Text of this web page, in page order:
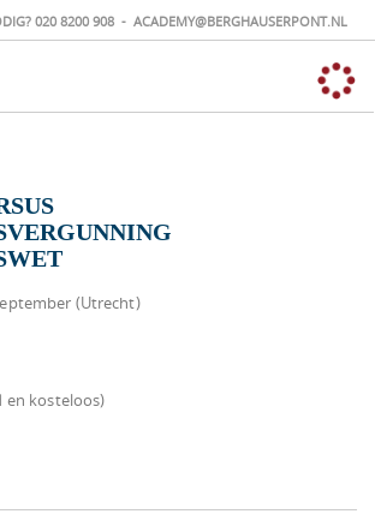
020 8200 908 - ACADEMY@BERGHAUSERPONT.NL
(Utrecht)
en kosteloos)